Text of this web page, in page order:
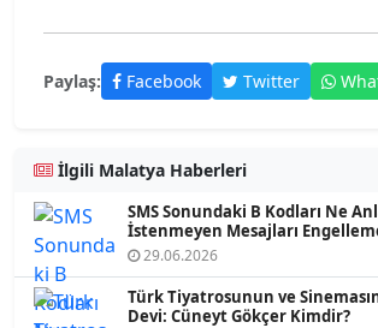
Paylaş: Facebook Twitter
İlgili Malatya Haberleri
SMS Sonundaki B Kodları Ne
İstenmeyen Mesajları
B002, B003)
29.06.2026
Türk Tiyatrosunun ve
Devi: Cüneyt Gökçer Kimdir?